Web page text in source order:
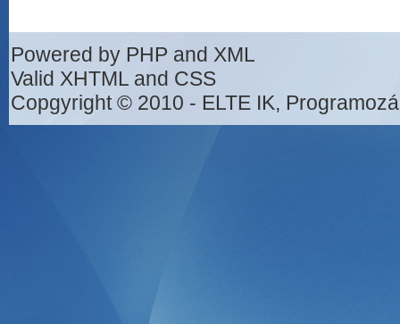
Powered by PHP and XML
Valid XHTML and CSS
Copgyright © 2010 - ELTE IK,